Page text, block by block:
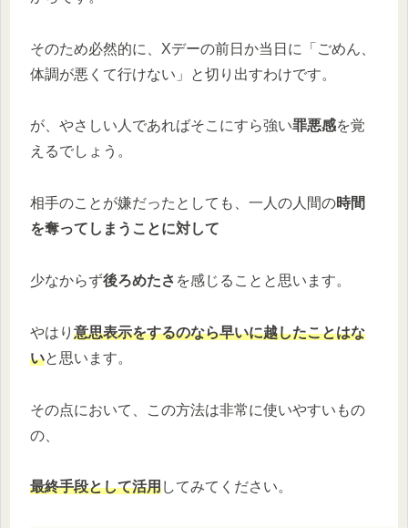
そのため必然的に、Xデーの前日か当日に「ごめん、
体調が悪くて行けない」と切り出すわけです。
が、やさしい人であればそこにすら強い罪悪感を覚
えるでしょう。
相手のことが嫌だったとしても、一人の人間の時間
を奪ってしまうことに対して
少なからず後ろめたさ を感じることと思います。
やはり 意思表示をするのなら早いに越したことはな
いと思います。
その点において、この方法は非常に使いやすいもの
の、
最終手段として活用してみてください。